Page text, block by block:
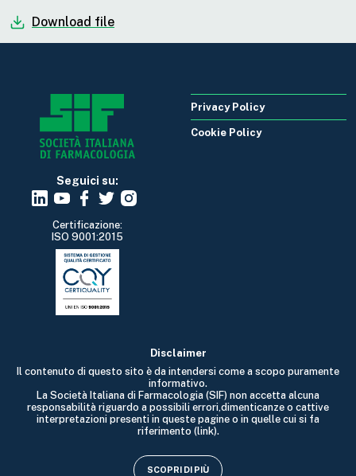
Download file
Seguici su:
Certificazione:
ISO 9001:2015
Disclaimer
Il contenuto di questo sito è da intendersi come a scopo puramente
informativo.
La Società Italiana di Farmacologia (SIF) non accetta alcuna
responsabilità riguardo a possibili errori,dimenticanze o cattive
interpretazioni presenti in queste pagine o in quelle cui si fa
riferimento (link).
SCOPRI DI PIÙ
Privacy Policy
Cookie Policy